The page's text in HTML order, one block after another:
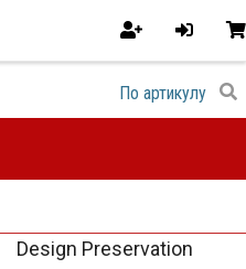
Design Preservation